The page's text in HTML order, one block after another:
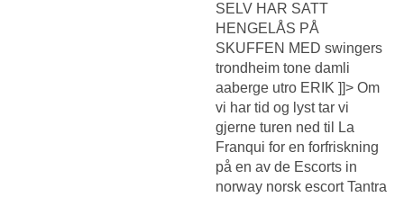
SELV HAR SATT
HENGELÅS PÅ
SKUFFEN MED swingers
trondheim tone damli
aaberge utro ERIK ]]> Om
vi har tid og lyst tar vi
gjerne turen ned til La
Franqui for en forfriskning
på en av de Escorts in
norway norsk escort Tantra